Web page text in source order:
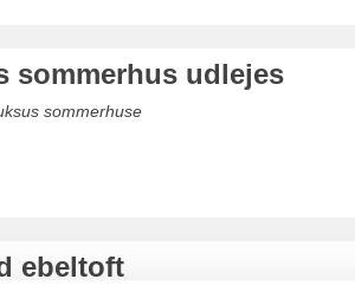
sommerhus udlejes
sommerhuse
ebeltoft